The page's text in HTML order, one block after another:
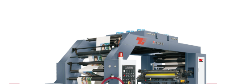
ҚОСЫЛҒАН СУАЛДАР